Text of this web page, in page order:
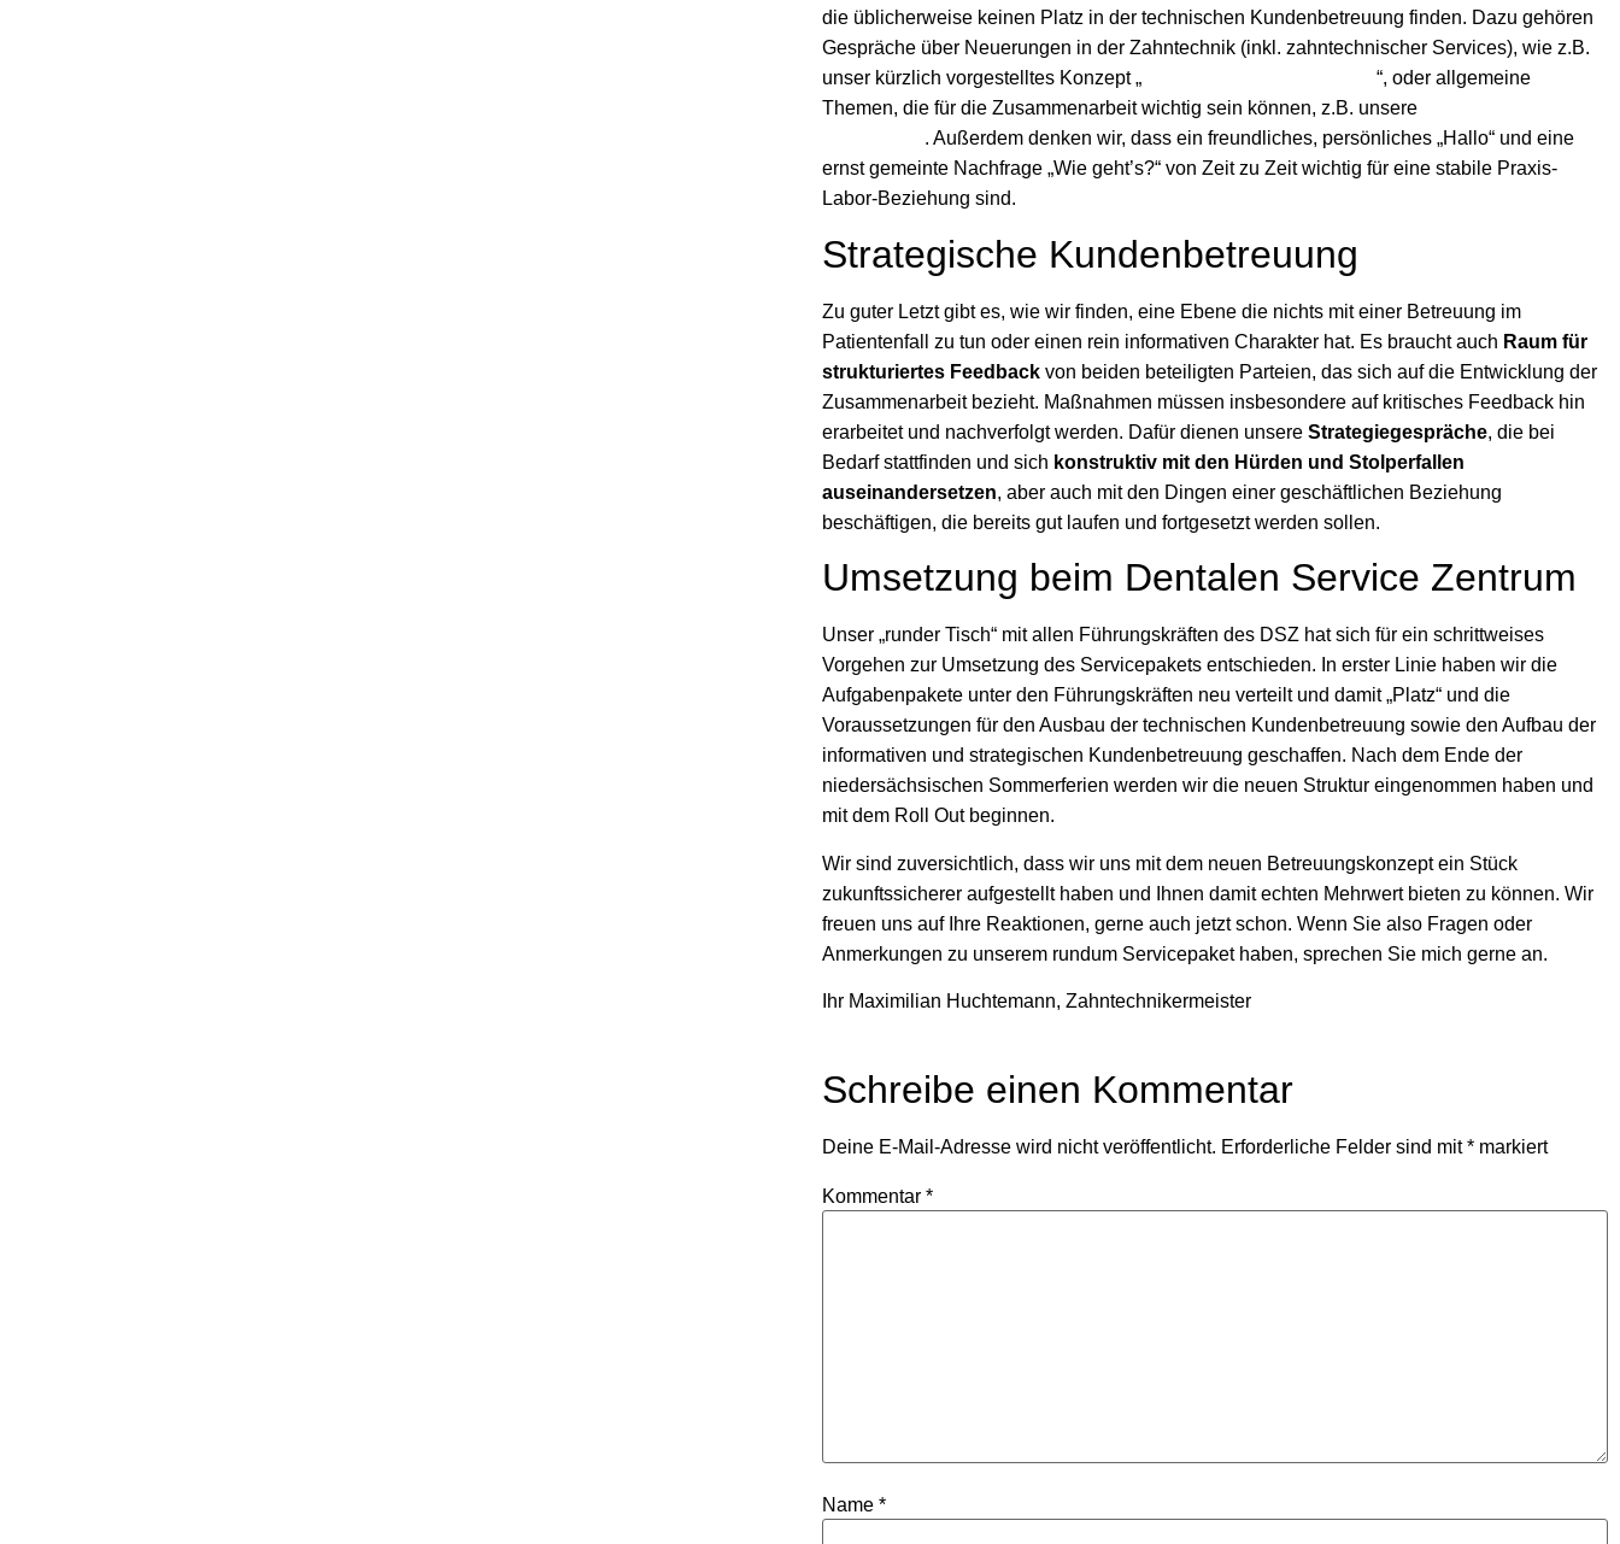
die üblicherweise keinen Platz in der technischen Kundenbetreuung finden. Dazu gehören
Gespräche über Neuerungen in der Zahntechnik (inkl. zahntechnischer Services), wie z.B.
unser kürzlich vorgestelltes Konzept „
“, oder allgemeine
Themen, die für die Zusammenarbeit wichtig sein können, z.B. unsere
. Außerdem denken wir, dass ein freundliches, persönliches „Hallo“ und eine
ernst gemeinte Nachfrage „Wie geht’s?“ von Zeit zu Zeit wichtig für eine stabile Praxis-
Labor-Beziehung sind.
Strategische Kundenbetreuung
Zu guter Letzt gibt es, wie wir finden, eine Ebene die nichts mit einer Betreuung im
Patientenfall zu tun oder einen rein informativen Charakter hat. Es braucht auch Raum für
strukturiertes Feedback von beiden beteiligten Parteien, das sich auf die Entwicklung der
Zusammenarbeit bezieht. Maßnahmen müssen insbesondere auf kritisches Feedback hin
erarbeitet und nachverfolgt werden. Dafür dienen unsere Strategiegespräche, die bei
Bedarf stattfinden und sich konstruktiv mit den Hürden und Stolperfallen
auseinandersetzen, aber auch mit den Dingen einer geschäftlichen Beziehung
beschäftigen, die bereits gut laufen und fortgesetzt werden sollen.
Umsetzung beim Dentalen Service Zentrum
Unser „runder Tisch“ mit allen Führungskräften des DSZ hat sich für ein schrittweises
Vorgehen zur Umsetzung des Servicepakets entschieden. In erster Linie haben wir die
Aufgabenpakete unter den Führungskräften neu verteilt und damit „Platz“ und die
Voraussetzungen für den Ausbau der technischen Kundenbetreuung sowie den Aufbau der
informativen und strategischen Kundenbetreuung geschaffen. Nach dem Ende der
niedersächsischen Sommerferien werden wir die neuen Struktur eingenommen haben und
mit dem Roll Out beginnen.
Wir sind zuversichtlich, dass wir uns mit dem neuen Betreuungskonzept ein Stück
zukunftssicherer aufgestellt haben und Ihnen damit echten Mehrwert bieten zu können. Wir
freuen uns auf Ihre Reaktionen, gerne auch jetzt schon. Wenn Sie also Fragen oder
Anmerkungen zu unserem rundum Servicepaket haben, sprechen Sie mich gerne an.
Ihr Maximilian Huchtemann, Zahntechnikermeister
Schreibe einen Kommentar
Deine E-Mail-Adresse wird nicht veröffentlicht. Erforderliche Felder sind mit* markiert
Kommentar *
Name *